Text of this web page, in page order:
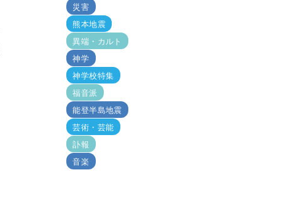
災害
熊本地震
異端・カルト
神学
神学校特集
福音派
能登半島地震
芸術・芸能
訃報
音楽